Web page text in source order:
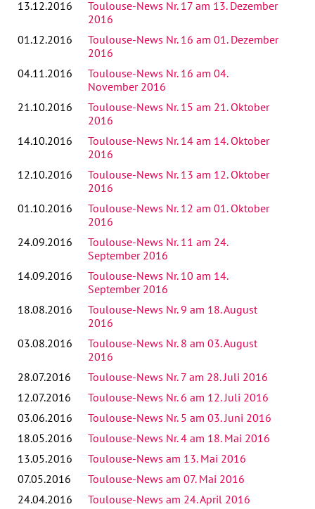
13.12.2016
Toulouse-News Nr. 17 am 13. Dezember
2016
01.12.2016
Toulouse-News Nr. 16 am 01. Dezember
2016
04.11.2016
Toulouse-News Nr. 16 am 04.
November 2016
21.10.2016
Toulouse-News Nr. 15 am 21. Oktober
2016
14.10.2016
Toulouse-News Nr. 14 am 14. Oktober
2016
12.10.2016
Toulouse-News Nr. 13 am 12. Oktober
2016
01.10.2016
Toulouse-News Nr. 12 am 01. Oktober
2016
24.09.2016
Toulouse-News Nr. 11 am 24.
September 2016
14.09.2016
Toulouse-News Nr. 10 am 14.
September 2016
18.08.2016
Toulouse-News Nr. 9 am 18. August
2016
03.08.2016
Toulouse-News Nr. 8 am 03. August
2016
28.07.2016
Toulouse-News Nr. 7 am 28. Juli 2016
12.07.2016
Toulouse-News Nr. 6 am 12. Juli 2016
03.06.2016
Toulouse-News Nr. 5 am 03. Juni 2016
18.05.2016
Toulouse-News Nr. 4 am 18. Mai 2016
13.05.2016
Toulouse-News am 13. Mai 2016
07.05.2016
Toulouse-News am 07. Mai 2016
24.04.2016
Toulouse-News am 24. April 2016